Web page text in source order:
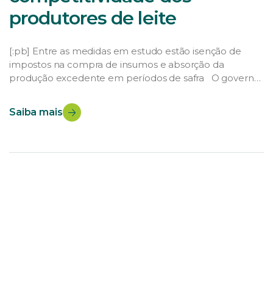
produtores de leite
[:pb] Entre as medidas em estudo estão isenção de
impostos na compra de insumos e absorção da
produção excedente em períodos de safra O governo
melhorar a situação dos produtores de leite no país.
Entre as propostas está a desoneração tributária de
Saiba mais